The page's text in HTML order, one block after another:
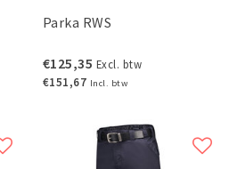
Parka RWS
€125,35 Excl. btw
€151,67 Incl. btw